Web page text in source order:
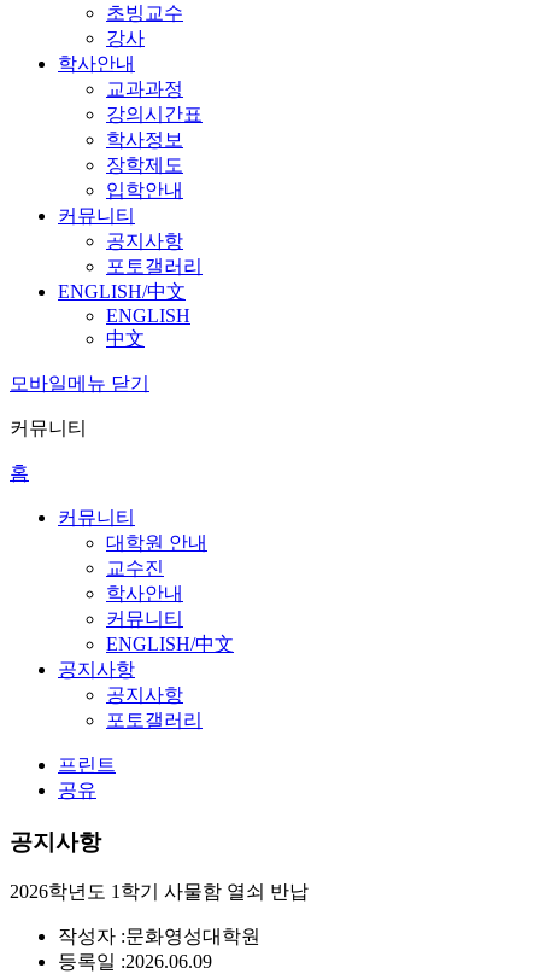
초빙교수
강사
학사안내
교과과정
강의시간표
학사정보
장학제도
입학안내
커뮤니티
공지사항
포토갤러리
ENGLISH/中文
ENGLISH
中文
모바일메뉴 닫기
커뮤니티
홈
커뮤니티
대학원 안내
교수진
학사안내
커뮤니티
ENGLISH/中文
공지사항
공지사항
포토갤러리
프린트
공유
공지사항
2026학년도 1학기 사물함 열쇠 반납
작성자 :문화영성대학원
등록일 :2026.06.09